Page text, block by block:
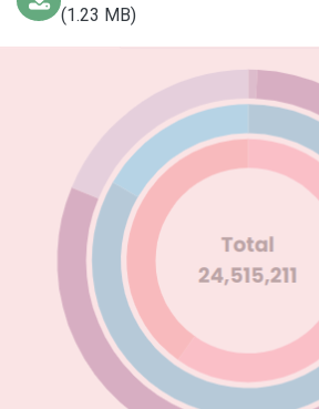
(1.23 MB)